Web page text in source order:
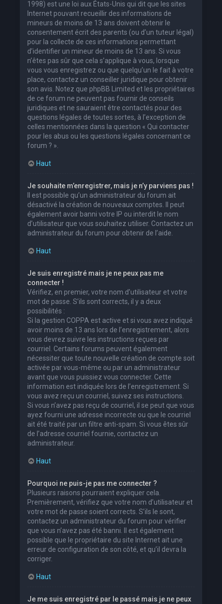
1998) est une loi aux États-Unis qui dit que les sites
Internet pouvant recueillir des informations de
mineurs de moins de 13 ans doivent obtenir le
consentement écrit des parents (ou d’un tuteur légal)
pour la collecte de ces informations permettant
d’identifier un mineur de moins de 13 ans. Si vous
n’êtes pas sûr que cela s’applique à vous, lorsque
vous vous enregistrez ou que quelqu’un le fait à votre
place, contactez un conseiller juridique pour obtenir
son avis. Notez que phpBB Limited et les propriétaires
de ce forum ne peuvent pas fournir de conseils
juridiques et ne sauraient être contactés pour des
questions légales de toutes sortes, à l’exception de
celles mentionnées dans la question « Qui contacter
pour les abus ou les questions légales concernant ce
forum ? ».
Haut
Je souhaite m’enregistrer, mais je n’y parviens pas !
Il est possible qu’un administrateur du forum ait
désactivé la création de nouveaux comptes. Il peut
également avoir banni votre IP ou interdit le nom
d’utilisateur que vous souhaitez utiliser. Contactez un
administrateur du forum pour obtenir de l’aide.
Haut
Je suis enregistré mais je ne peux pas me
connecter !
Vérifiez, en premier, votre nom d’utilisateur et votre
mot de passe. S’ils sont corrects, il y a deux
possibilités :
Si la gestion COPPA est active et si vous avez indiqué
avoir moins de 13 ans lors de l’enregistrement, alors
vous devrez suivre les instructions reçues par
courriel. Certains forums peuvent également
nécessiter que toute nouvelle création de compte soit
activée par vous-même ou par un administrateur
avant que vous puissiez vous connecter. Cette
information est indiquée lors de l’enregistrement. Si
vous avez reçu un courriel, suivez ses instructions.
Si vous n’avez pas reçu de courriel, il se peut que vous
ayez fourni une adresse incorrecte ou que le courriel
ait été traité par un filtre anti-spam. Si vous êtes sûr
de l’adresse courriel fournie, contactez un
administrateur.
Haut
Pourquoi ne puis-je pas me connecter ?
Plusieurs raisons pourraient expliquer cela.
Premièrement, vérifiez que votre nom d’utilisateur et
votre mot de passe soient corrects. S’ils le sont,
contactez un administrateur du forum pour vérifier
que vous n’avez pas été banni. Il est également
possible que le propriétaire du site Internet ait une
erreur de configuration de son côté, et qu’il devra la
corriger.
Haut
Je me suis enregistré par le passé mais je ne peux